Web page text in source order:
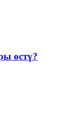
өстү?